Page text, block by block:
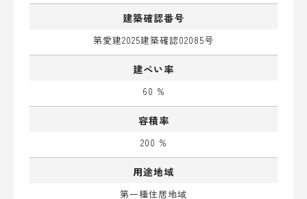
建築確認番号
第愛建2025建築確認02085号
建ぺい率
60 %
容積率
200 %
用途地域
第一種住居地域